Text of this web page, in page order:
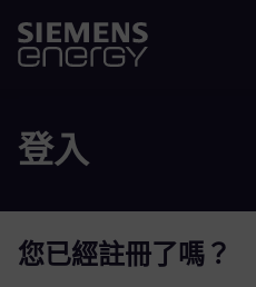
登入
您已經註冊了嗎？